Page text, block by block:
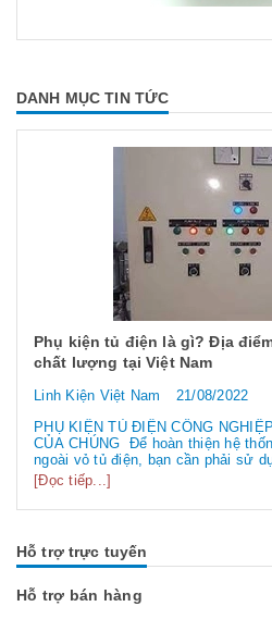
DANH MỤC TIN TỨC
Phụ kiện tủ điện là gì? Địa
chất lượng tại Việt Nam
Linh Kiện Việt Nam
21/08/2022
PHỤ KIỆN TỦ ĐIỆN CÔNG
CỦA CHÚNG Để hoàn thiện hệ
ngoài vỏ tủ điện, bạn cần phải sử
tủ điện công nghiệp khác nhau.
công nghiệp bao gồm những gì?
nào hãy...
[Đọc tiếp...]
Hỗ trợ trực tuyến
Hỗ trợ bán hàng